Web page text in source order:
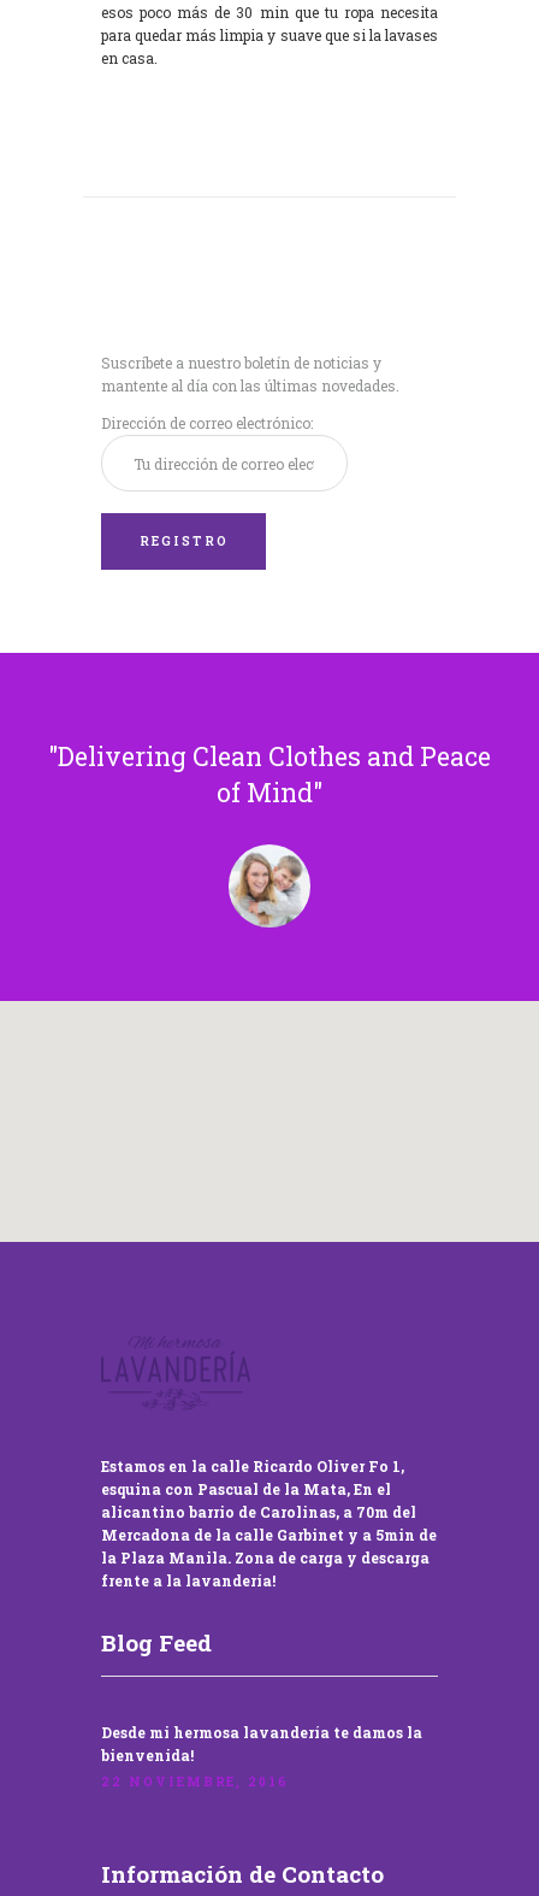
esos poco más de 30 min que tu ropa necesita
para quedar más limpia y suave que si la lavases
en casa.
Suscríbete a nuestro boletín de noticias y
mantente al día con las últimas novedades.
Dirección de correo electrónico:
Delivering Clean Clothes and Peace
of Mind
Estamos en la calle Ricardo Oliver Fo 1,
esquina con Pascual de la Mata, En el
alicantino barrio de Carolinas, a 70m del
Mercadona de la calle Garbinet y a 5min de
la Plaza Manila. Zona de carga y descarga
frente a la lavandería!
Blog Feed
Desde mi hermosa lavandería te damos la
bienvenida!
22 NOVIEMBRE, 2016
Información de Contacto